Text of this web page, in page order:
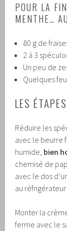
POUR LA
MENTHE…
80 g de
2 à 3
Un peu de
Quelques
LES ÉTAPES
Réduire les
avec le beurre
humide, bien
chemisé de
avec le dos
au
Monter la
ferme avec le